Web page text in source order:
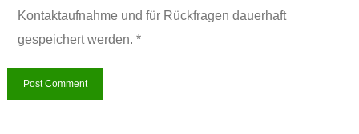
Kontaktaufnahme und für Rückfragen dauerhaft
gespeichert werden. *